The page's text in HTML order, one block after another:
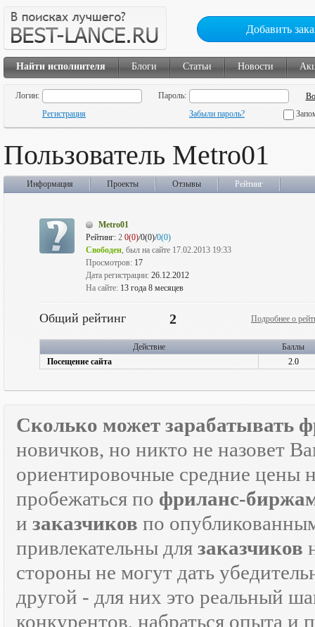
Добавить
Найти исполнителя Блоги Статьи Новости
Логин:
Пароль:
Регистрация
Забыли пароль?
Пользователь Metro01
Информация Проекты Отзывы Рейтинг
Metro01
Рейтинг: 2 0(0)/0(0)/0(0)
Свободен, был на сайте 17.02.2013 19:33
Просмотров: 17
Дата регистрации: 26.12.2012
На сайте: 13 года 8 месяцев
Общий рейтинг 2 Подробнее о
Действие
Баллы
Посещение сайта
2.0
Сколько может зарабатывать
новичков, но никто не назовет
ориентировочные средние цены
пробежаться по фриланс-
и заказчиков по
привлекательны для заказчиков
стороны не могут дать
другой - для них это реальный
конкурентов, набраться опыта и